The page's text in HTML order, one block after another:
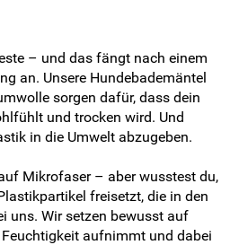
– und das fängt nach einem
an. Unsere Hundebademäntel
sorgen dafür, dass dein
und trocken wird. Und
in die Umwelt abzugeben.
Mikrofaser – aber wusstest du,
freisetzt, die in den
uns. Wir setzen bewusst auf
aufnimmt und dabei